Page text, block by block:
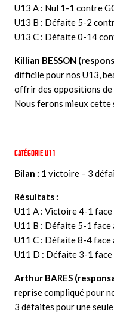
U13 A : Nul 1-1 contre
U13 B : Défaite 5-2
U13 C : Défaite 0-14
Killian BESSON
difficile pour nos U13,
offrir des oppositions de
Nous ferons mieux cette
Catégorie U11
Bilan : 1 victoire – 3
Résultats :
U11 A : Victoire 4-1 face
U11 B : Défaite 5-1 face
U11 C : Défaite 8-4 face
U11 D : Défaite 3-1 face
Arthur BARES
reprisecompliquépour
3 défaites pour une